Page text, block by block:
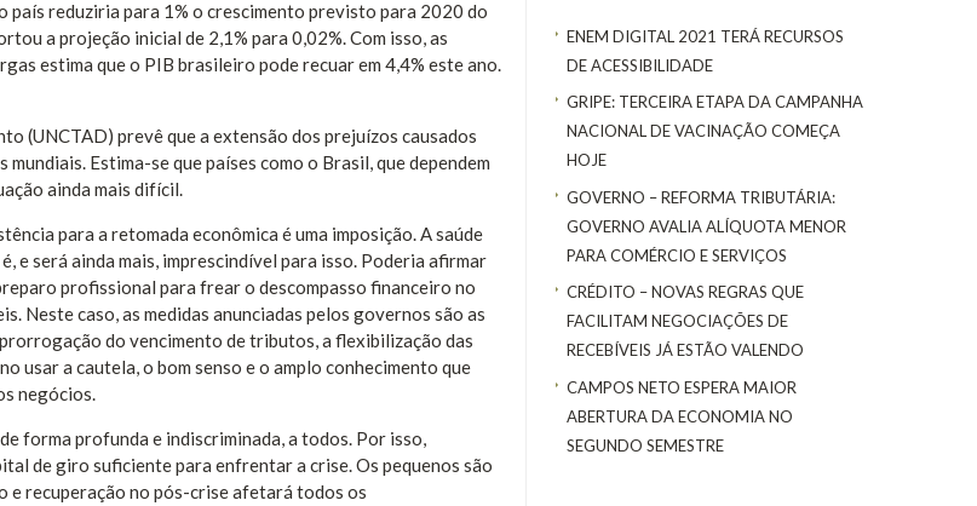
ENEM DIGITAL 2021 TERÁ RECURSOS
DE ACESSIBILIDADE
GRIPE: TERCEIRA ETAPA DA CAMPANHA
NACIONAL DE VACINAÇÃO COMEÇA
HOJE
GOVERNO – REFORMA TRIBUTÁRIA:
GOVERNO AVALIA ALÍQUOTA MENOR
PARA COMÉRCIO E SERVIÇOS
CRÉDITO – NOVAS REGRAS QUE
FACILITAM NEGOCIAÇÕES DE
RECEBÍVEIS JÁ ESTÃO VALENDO
CAMPOS NETO ESPERA MAIOR
ABERTURA DA ECONOMIA NO
SEGUNDO SEMESTRE
reduziria para 1% o crescimento previsto para 2020 do
a projeção inicial de 2,1% para 0,02%. Com isso, as
estima que o PIB brasileiro pode recuar em 4,4% este ano.
(UNCTAD) prevê que a extensão dos prejuízos causados
Estima-se que países como o Brasil, que dependem
ainda mais difícil.
para a retomada econômica é uma imposição. A saúde
e será ainda mais, imprescindível para isso. Poderia afirmar
profissional para frear o descompasso financeiro no
Neste caso, as medidas anunciadas pelos governos são as
do vencimento de tributos, a flexibilização das
usar a cautela, o bom senso e o amplo conhecimento que
negócios.
forma profunda e indiscriminada, a todos. Por isso,
de giro suficiente para enfrentar a crise. Os pequenos são
e recuperação no pós-crise afetará todos os